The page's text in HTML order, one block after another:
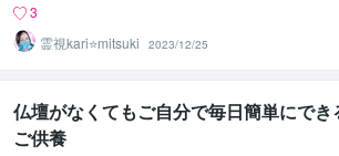
3
霊視kari⭐️mitsuki
2023/12/25
仏壇がなくてもご自分で毎日簡単にでき
ご供養